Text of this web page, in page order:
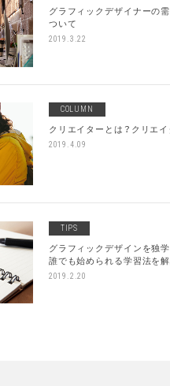
グラフィックデザイナーの
ついて
2019.3.22
COLUMN
クリエイターとは？クリエ
2019.4.09
TIPS
グラフィックデザインを独
誰でも始められる学習法を
2019.2.20